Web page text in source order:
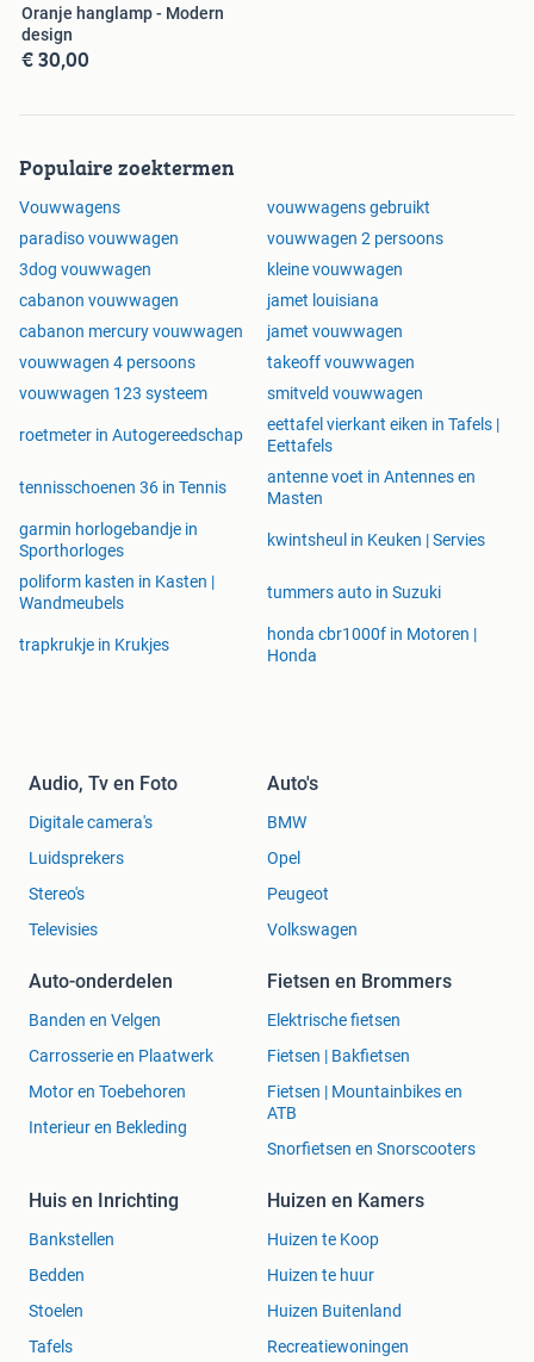
Oranje hanglamp - Modern
design
€ 30,00
Populaire zoektermen
Vouwwagens
vouwwagens gebruikt
paradiso vouwwagen
vouwwagen 2 persoons
3dog vouwwagen
kleine vouwwagen
cabanon vouwwagen
jamet louisiana
cabanon mercury vouwwagen
jamet vouwwagen
vouwwagen 4 persoons
takeoff vouwwagen
vouwwagen 123 systeem
smitveld vouwwagen
roetmeter in Autogereedschap
eettafel vierkant eiken in Tafels |
Eettafels
tennisschoenen 36 in Tennis
antenne voet in Antennes en
Masten
garmin horlogebandje in
Sporthorloges
kwintsheul in Keuken | Servies
poliform kasten in Kasten |
Wandmeubels
tummers auto in Suzuki
trapkrukje in Krukjes
honda cbr1000f in Motoren |
Honda
Audio, Tv en Foto
Digitale camera's
Luidsprekers
Stereo's
Televisies
Auto's
BMW
Opel
Peugeot
Volkswagen
Auto-onderdelen
Banden en Velgen
Carrosserie en Plaatwerk
Motor en Toebehoren
Interieur en Bekleding
Fietsen en Brommers
Elektrische fietsen
Fietsen | Bakfietsen
Fietsen | Mountainbikes en
ATB
Snorfietsen en Snorscooters
Huis en Inrichting
Bankstellen
Bedden
Stoelen
Tafels
Huizen en Kamers
Huizen te Koop
Huizen te huur
Huizen Buitenland
Recreatiewoningen